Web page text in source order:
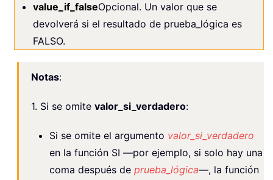
value_if_falseOpcional. Un valor que se
devolverá si el resultado de prueba_lógica es
FALSO.
Notas:
1. Si se omite valor_si_verdadero:
Si se omite el argumento valor_si_verdadero
en la función SI —por ejemplo, si solo hay una
coma después de prueba_lógica—, la función